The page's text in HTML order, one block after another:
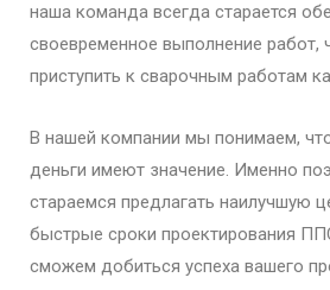
наша команда всегда старается
своевременное выполнение работ,
приступить к сварочным работам
В нашей компании мы понимаем,
деньги имеют значение. Именно
стараемся предлагать наилучшую
быстрые сроки проектирования
сможем добиться успеха вашего